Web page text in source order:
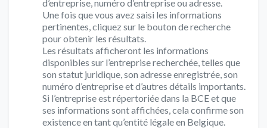
d’entreprise, numéro d’entreprise ou adresse.
Une fois que vous avez saisi les informations
pertinentes, cliquez sur le bouton de recherche
pour obtenir les résultats.
Les résultats afficheront les informations
disponibles sur l’entreprise recherchée, telles que
son statut juridique, son adresse enregistrée, son
numéro d’entreprise et d’autres détails importants.
Si l’entreprise est répertoriée dans la BCE et que
ses informations sont affichées, cela confirme son
existence en tant qu’entité légale en Belgique.